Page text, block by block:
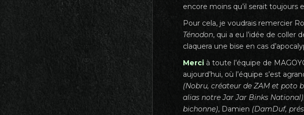
encore moins qu’il serait toujours
Pour cela, je voudrais remercier
Ténodon, qui a eu l’idée de coller
claquera une bise en cas
Mercià toute l’équipe de
aujourd’hui, où l’équipe s’est
(Nobru, créateur de ZAM et poto
alias notre Jar Jar Binks National)
bichonne), Damien (DamDuf,